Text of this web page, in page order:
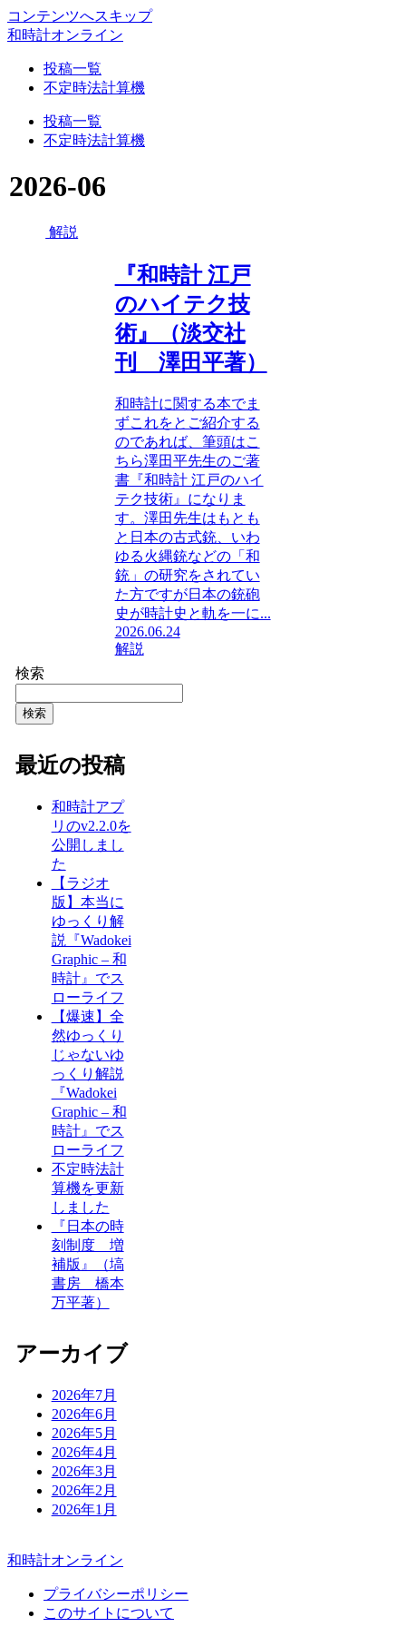
コンテンツへスキップ
和時計オンライン
投稿一覧
不定時法計算機
投稿一覧
不定時法計算機
2026-06
解説
『和時計 江戸
のハイテク技
術』（淡交社
刊 澤田平著）
和時計に関する本でま
ずこれをとご紹介する
のであれば、筆頭はこ
ちら澤田平先生のご著
書『和時計 江戸のハイ
テク技術』になりま
す。澤田先生はもとも
と日本の古式銃、いわ
ゆる火縄銃などの「和
銃」の研究をされてい
た方ですが日本の銃砲
史が時計史と軌を一に...
2026.06.24
解説
検索
検索
最近の投稿
和時計アプ
リのv2.2.0を
公開しまし
た
【ラジオ
版】本当に
ゆっくり解
説『Wadokei
Graphic – 和
時計』でス
ローライフ
【爆速】全
然ゆっくり
じゃないゆ
っくり解説
『Wadokei
Graphic – 和
時計』でス
ローライフ
不定時法計
算機を更新
しました
『日本の時
刻制度 増
補版』（塙
書房 橋本
万平著）
アーカイブ
2026年7月
2026年6月
2026年5月
2026年4月
2026年3月
2026年2月
2026年1月
和時計オンライン
プライバシーポリシー
このサイトについて